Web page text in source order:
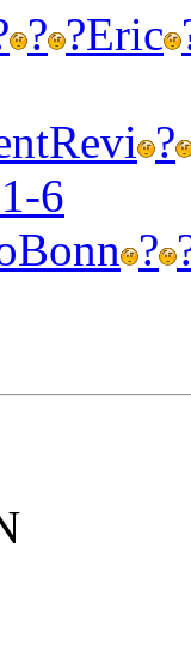
? ?Eric
Revi ?
6
Bonn ?